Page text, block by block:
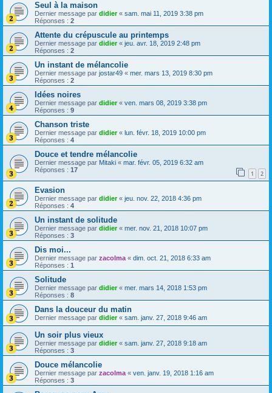
Seul à la maison
Dernier message par didier« sam. mai 11, 2019 3:38 pm
Réponses : 2
Attente du crépuscule au printemps
Dernier message par didier« jeu. avr. 18, 2019 2:48 pm
Réponses : 2
Un instant de mélancolie
Dernier message par jostar49 « mer. mars 13, 2019 8:30 pm
Réponses : 2
Idées noires
Dernier message par didier« ven. mars 08, 2019 3:38 pm
Réponses : 9
Chanson triste
Dernier message par didier« lun. févr. 18, 2019 10:00 pm
Réponses : 4
Douce et tendre mélancolie
Dernier message par Mitaki « mar. févr. 05, 2019 6:32 am
Réponses : 17 1 2
Evasion
Dernier message par didier« jeu. nov. 22, 2018 4:36 pm
Réponses : 4
Un instant de solitude
Dernier message par didier« mer. nov. 21, 2018 10:07 pm
Réponses : 3
Dis moi...
Dernier message par zacolma « dim. oct. 21, 2018 6:33 am
Réponses : 1
Solitude
Dernier message par didier« mer. mars 14, 2018 1:53 pm
Réponses : 8
Dans la douceur du matin
Dernier message par didier« sam. janv. 27, 2018 9:46 am
Un soir plus vieux
Dernier message par didier« sam. janv. 27, 2018 9:18 am
Réponses : 3
Douce mélancolie
Dernier message par zacolma « ven. janv. 19, 2018 1:16 am
Réponses : 3